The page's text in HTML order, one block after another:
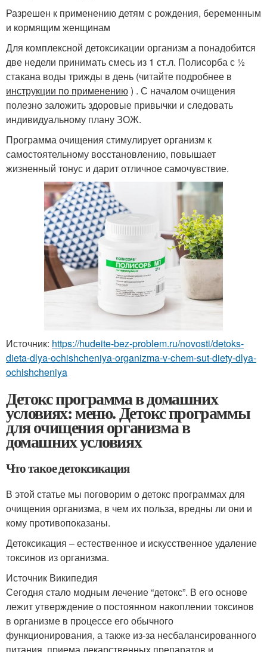
Разрешен к применению детям с рождения, беременным
и кормящим женщинам
Для комплексной детоксикации организм а понадобится
две недели принимать смесь из 1 ст.л. Полисорба с ½
стакана воды трижды в день (читайте подробнее в
инструкции по применению) . С началом очищения
полезно заложить здоровые привычки и следовать
индивидуальному плану ЗОЖ.
Программа очищения стимулирует организм к
самостоятельному восстановлению, повышает
жизненный тонус и дарит отличное самочувствие.
Источник: https://hudeite-bez-problem.ru/novosti/detoks-
dieta-dlya-ochishcheniya-organizma-v-chem-sut-diety-dlya-
ochishcheniya
Детокс программа в домашних
условиях: меню. Детокс программы
для очищения организма в
домашних условиях
Что такое детоксикация
В этой статье мы поговорим о детокс программах для
очищения организма, в чем их польза, вредны ли они и
кому противопоказаны.
Детоксикация – естественное и искусственное удаление
токсинов из организма.
Источник Википедия
Сегодня стало модным лечение “детокс”. В его основе
лежит утверждение о постоянном накоплении токсинов
в организме в процессе его обычного
функционирования, а также из-за несбалансированного